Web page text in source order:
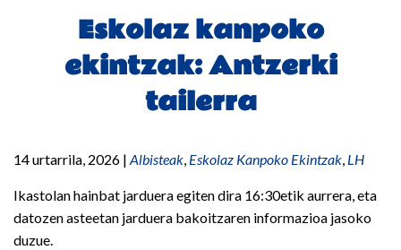
Eskolaz kanpoko
ekintzak: Antzerki
tailerra
14 urtarrila, 2026 | Albisteak, Eskolaz Kanpoko Ekintzak, LH
Ikastolan hainbat jarduera egiten dira 16:30etik aurrera, eta
datozen asteetan jarduera bakoitzaren informazioa jasoko
duzue.